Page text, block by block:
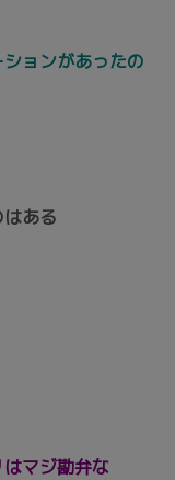
ョンがあったの
ある
マジ勘弁な